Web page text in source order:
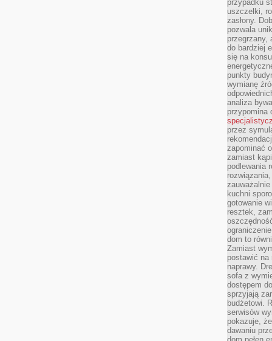
przypadku
uszczelki,
zasłony.
pozwala
przegrzany,
do bardziej
się na
punkty
wymianę
analiza
przypomina
przez
zapominać
zamiast
podlewania
kuchni
gotowanie
resztek,
dom to
Zamiast
postawić
naprawy.
sofa z
dostępem
sprzyjają
budżetowi.
serwisów
pokazuje,
dawaniu